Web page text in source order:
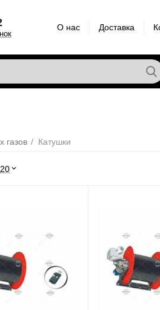
О нас Доставка
газов / Катушки
20